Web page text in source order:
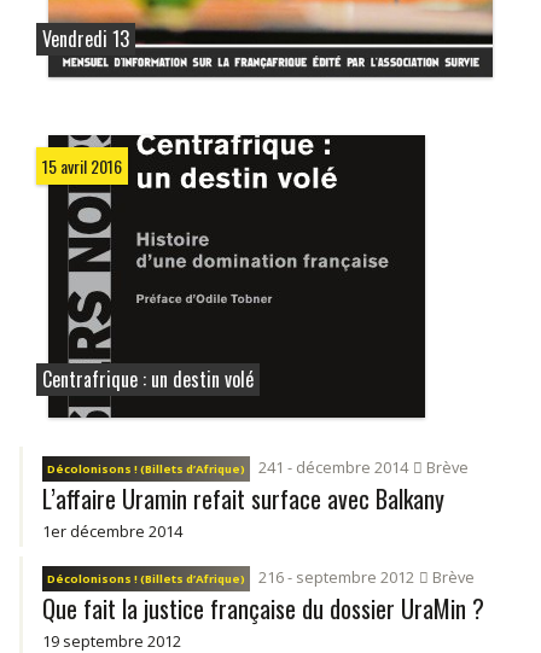
Vendredi 13
15 avril 2016
Centrafrique : un destin volé
Décolonisons ! (Billets d’Afrique) 241 - décembre 2014 Brève
L’affaire Uramin refait surface avec Balkany
1er décembre 2014
Décolonisons ! (Billets d’Afrique) 216 - septembre 2012 Brève
Que fait la justice française du dossier UraMin ?
19 septembre 2012